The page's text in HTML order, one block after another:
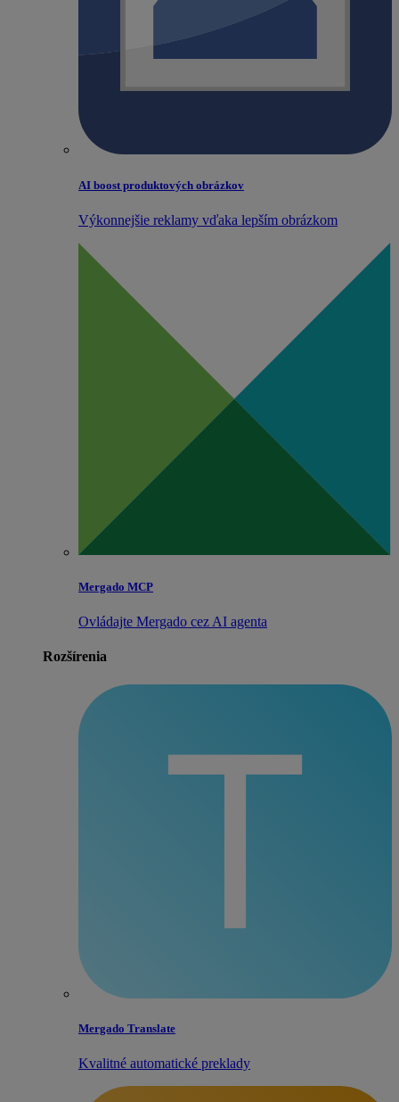
AI boost produktových obrázkov
Výkonnejšie reklamy vďaka lepším obrázkom
Mergado MCP
Ovládajte Mergado cez AI agenta
Rozšírenia
Mergado Translate
Kvalitné automatické preklady